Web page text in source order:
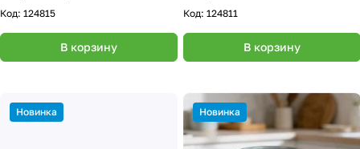
Код: 124815
В корзину
Код: 124811
В корзину
Новинка Новинка